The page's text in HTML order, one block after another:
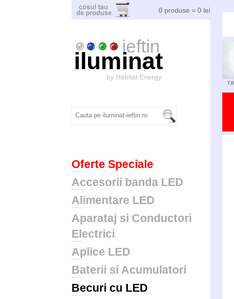
0 produse = 0 lei
ieftin
iluminat
by Habitat Energy
Oferte Speciale
Accesorii banda LED
Alimentare LED
Aparataj si Conductori
Electrici
Aplice LED
Baterii si Acumulatori
Becuri cu LED